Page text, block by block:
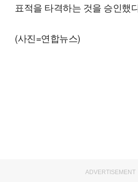
표적을 타격하는 것을 승인했
(사진=연합뉴스)
ADVERTISEMENT